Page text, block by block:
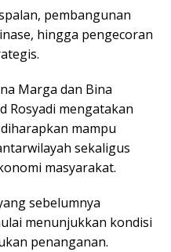
pembangunan
hingga pengecoran
Marga dan Bina
Rosyadi mengatakan
mampu
sekaligus
masyarakat.
sebelumnya
menunjukkan kondisi
penanganan.